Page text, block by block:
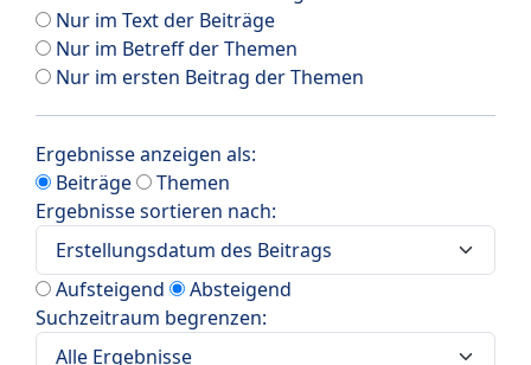
Nur im Text der Beiträge
Nur im Betreff der Themen
Nur im ersten Beitrag der Themen
Ergebnisse anzeigen als:
Beiträge
Themen
Ergebnisse sortieren nach:
Aufsteigend
Absteigend
Suchzeitraum begrenzen: